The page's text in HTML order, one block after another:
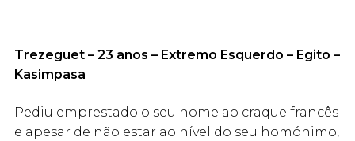
Trezeguet – 23 anos – Extremo Esquerdo – Egito –
Kasimpasa
Pediu emprestado o seu nome ao craque francês
e apesar de não estar ao nível do seu homónimo,